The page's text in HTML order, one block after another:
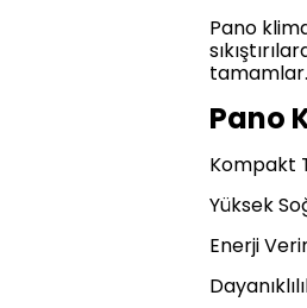
Pano
tamamlar.
Pano
Kompakt
Yüksek
Enerji